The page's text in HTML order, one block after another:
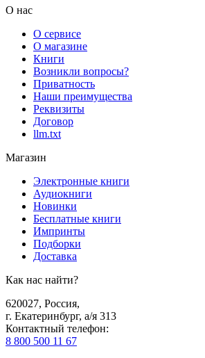
О нас
О сервисе
О магазине
Книги
Возникли вопросы?
Приватность
Наши преимущества
Реквизиты
Договор
llm.txt
Магазин
Электронные книги
Аудиокниги
Новинки
Бесплатные книги
Импринты
Подборки
Доставка
Как нас найти?
620027, Россия,
г. Екатеринбург, а/я 313
Контактный телефон:
8 800 500 11 67